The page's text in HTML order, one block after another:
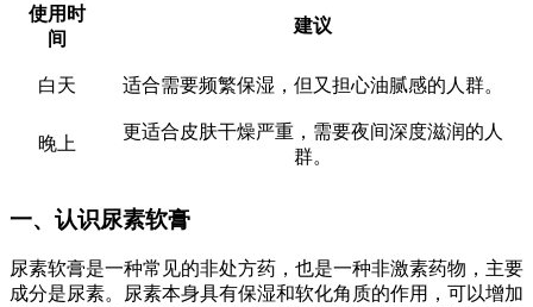
使用时
间
建议
白天 适合需要频繁保湿，但又担心油腻感的人群。
晚上
更适合皮肤干燥严重，需要夜间深度滋润的人
群。
一、认识尿素软膏
尿素软膏是一种常见的非处方药，也是一种非激素药物，主要
成分是尿素。尿素本身具有保湿和软化角质的作用，可以增加